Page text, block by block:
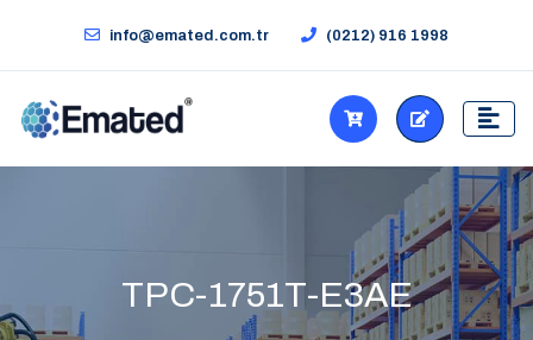
info@emated.com.tr (0212) 916 1998
TPC-1751T-E3AE